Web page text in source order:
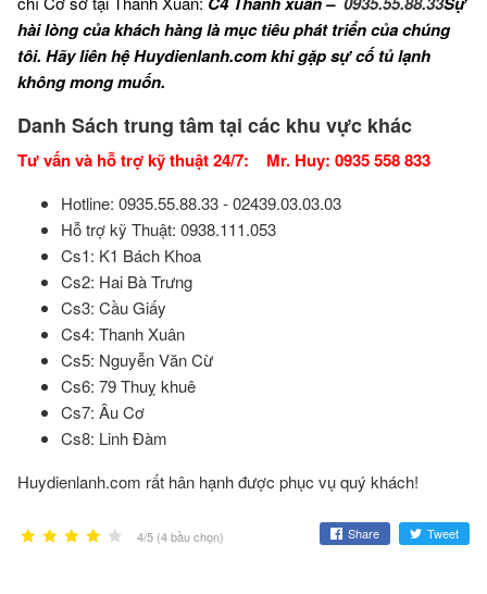
hài lòng của khách hàng là mục tiêu phát triển của chúng
tôi. Hãy liên hệ Huydienlanh.com khi gặp sự cố tủ lạnh
không mong muốn.
Danh Sách trung tâm tại các khu vực khác
Tư vấn và hỗ trợ kỹ thuật 24/7: Mr. Huy: 0935 558 833
Hotline: 0935.55.88.33 - 02439.03.03.03
Hỗ trợ kỹ Thuật: 0938.111.053
Cs1: K1 Bách Khoa
Cs2: Hai Bà Trưng
Cs3: Cầu Giấy
Cs4: Thanh Xuân
Cs5: Nguyễn Văn Cừ
Cs6: 79 Thuỵ khuê
Cs7: Âu Cơ
Cs8: Linh Đàm
Huydienlanh.com rất hân hạnh được phục vụ quý khách!
4/5 (4 bầu chọn) Share Tweet